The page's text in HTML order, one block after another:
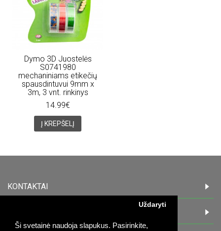
Ši svetainė naudoja slapukus. Pasirinkite,
Uždaryti
Dymo 3D Juostelės
S0741980
mechaniniams etikečių
spausdintuvui 9mm x
3m, 3 vnt. rinkinys
14.99€
Į KREPŠELĮ
KONTAKTAI